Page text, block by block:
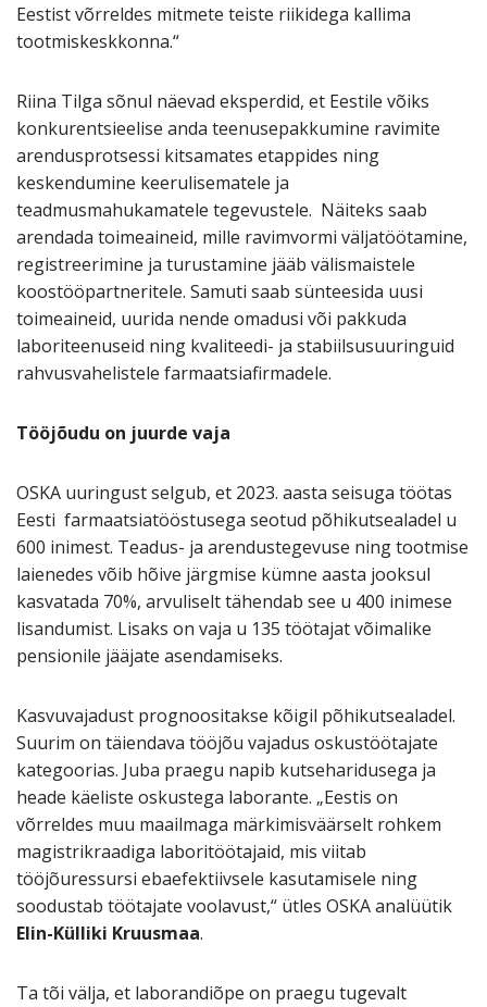
Eestist võrreldes mitmete teiste riikidega kallima
tootmiskeskkonna.“
Riina Tilga sõnul näevad eksperdid, et Eestile võiks
konkurentsieelise anda teenusepakkumine ravimite
arendusprotsessi kitsamates etappides ning
keskendumine keerulisematele ja
teadmusmahukamatele tegevustele. Näiteks saab
arendada toimeaineid, mille ravimvormi väljatöötamine,
registreerimine ja turustamine jääb välismaistele
koostööpartneritele. Samuti saab sünteesida uusi
toimeaineid, uurida nende omadusi või pakkuda
laboriteenuseid ning kvaliteedi- ja stabiilsusuuringuid
rahvusvahelistele farmaatsiafirmadele.
Tööjõudu on juurde vaja
OSKA uuringust selgub, et 2023. aasta seisuga töötas
Eesti farmaatsiatööstusega seotud põhikutsealadel u
600 inimest. Teadus- ja arendustegevuse ning tootmise
laienedes võib hõive järgmise kümne aasta jooksul
kasvatada 70%, arvuliselt tähendab see u 400 inimese
lisandumist. Lisaks on vaja u 135 töötajat võimalike
pensionile jääjate asendamiseks.
Kasvuvajadust prognoositakse kõigil põhikutsealadel.
Suurim on täiendava tööjõu vajadus oskustöötajate
kategoorias. Juba praegu napib kutseharidusega ja
heade käeliste oskustega laborante. „Eestis on
võrreldes muu maailmaga märkimisväärselt rohkem
magistrikraadiga laboritöötajaid, mis viitab
tööjõuressursi ebaefektiivsele kasutamisele ning
soodustab töötajate voolavust,“ ütles OSKA analüütik
Elin-Külliki Kruusmaa.
Ta tõi välja, et laborandiõpe on praegu tugevalt